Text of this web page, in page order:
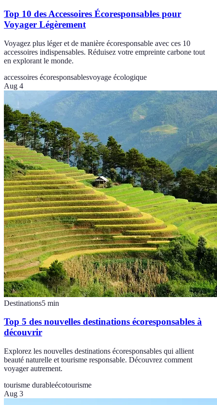
Top 10 des Accessoires Écoresponsables pour
Voyager Légèrement
Voyagez plus léger et de manière écoresponsable avec ces 10
accessoires indispensables. Réduisez votre empreinte carbone tout
en explorant le monde.
accessoires écoresponsablesvoyage écologique
Aug 4
Destinations5 min
Top 5 des nouvelles destinations écoresponsables à
découvrir
Explorez les nouvelles destinations écoresponsables qui allient
beauté naturelle et tourisme responsable. Découvrez comment
voyager autrement.
tourisme durableécotourisme
Aug 3